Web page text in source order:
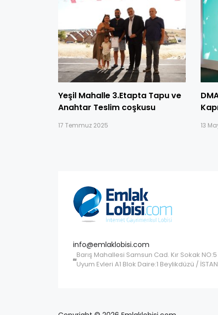
Yeşil Mahalle 3.Etapta Tapu ve
Anahtar Teslim coşkusu
17 Temmuz 2025 13
info@emlaklobisi.com
Barış Mahallesi Samsun Cad. Kır Sokak NO:5
Uyum Evleri A1 Blok Daire:1 Beylikdüzü /